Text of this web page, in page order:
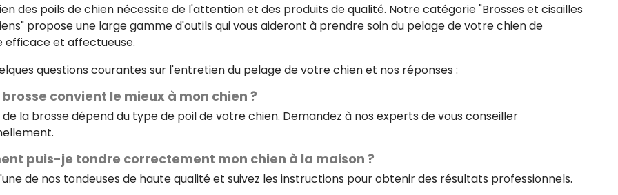
des poils de chien nécessite de l'attention et des produits de qualité. Notre catégorie "Brosses et cisailles
propose une large gamme d'outils qui vous aideront à prendre soin du pelage de votre chien de
efficace et affectueuse.
questions courantes sur l'entretien du pelage de votre chien et nos réponses :
convient le mieux à mon chien ?
de la brosse dépend du type de poil de votre chien. Demandez à nos experts de vous conseiller
puis-je tondre correctement mon chien à la maison ?
de nos tondeuses de haute qualité et suivez les instructions pour obtenir des résultats professionnels.